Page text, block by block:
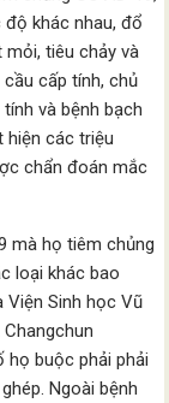
khác nhau, đổ
tiêu chảy và
cấp tính, chủ
và bệnh bạch
hiện các triệu
chẩn đoán mắc
mà họ tiêm chủng
loại khác bao
Viện Sinh học Vũ
họ buộc phải phải
Ngoài bệnh